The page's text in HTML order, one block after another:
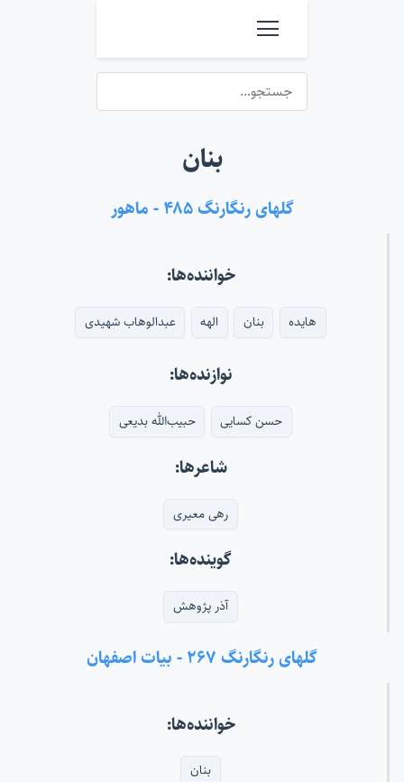
بنان
گلهای رنگارنگ ۴۸۵ - ماهور
خواننده‌ها:
هایده بنان الهه عبدالوهاب شهیدی
نوازنده‌ها:
حسن کسایی حبیب‌الله بدیعی
شاعرها:
رهی معیری
گوینده‌ها:
آذر پژوهش
گلهای رنگارنگ ۲۶۷ - بیات اصفهان
خواننده‌ها:
بنان